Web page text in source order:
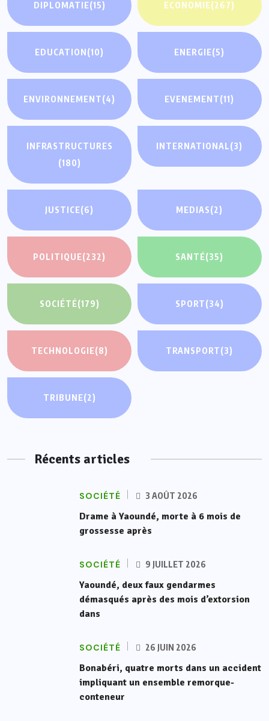
DIPLOMATIE(15) ECONOMIE(267)
EDUCATION(10) ENERGIE(5)
ENVIRONNEMENT(4) EVENEMENT(11)
INFRASTRUCTURES
(180)
INTERNATIONAL(3)
JUSTICE(6) MEDIAS(2)
POLITIQUE(232) SANTÉ(35)
SOCIÉTÉ(179) SPORT(34)
TECHNOLOGIE(8) TRANSPORT(3)
TRIBUNE(2)
Récents articles
SOCIÉTÉ 3 AOÛT 2026
Drame à Yaoundé, morte à 6 mois de
grossesse après
SOCIÉTÉ 9 JUILLET 2026
Yaoundé, deux faux gendarmes
démasqués après des mois d’extorsion
dans
SOCIÉTÉ 26 JUIN 2026
Bonabéri, quatre morts dans un accident
impliquant un ensemble remorque-
conteneur